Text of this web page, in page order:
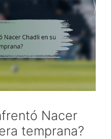
Nacer
temprana?